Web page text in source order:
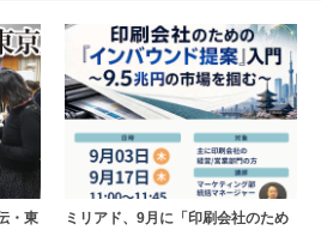
・東
ミリアド、9月に「印刷会社のため